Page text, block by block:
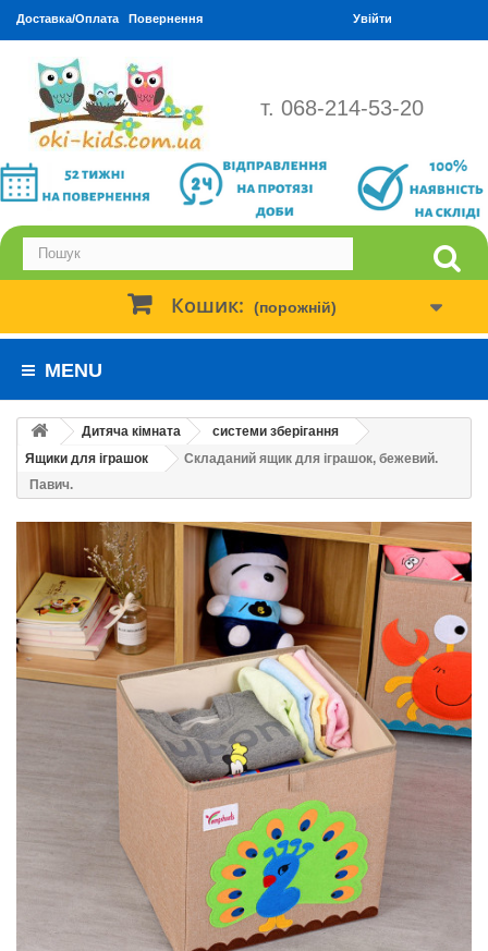
Доставка/Оплата Повернення Увійти
т. 068-214-53-20
Кошик: (порожній)
MENU
Дитяча кімната
системи зберігання
Ящики для іграшок
Складаний ящик для іграшок, бежевий.
Павич.